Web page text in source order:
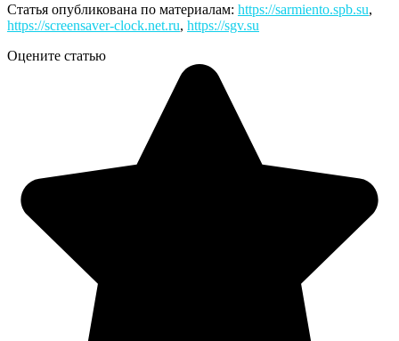
Статья опубликована по материалам: https://sarmiento.spb.su,
https://screensaver-clock.net.ru, https://sgv.su
Оцените статью